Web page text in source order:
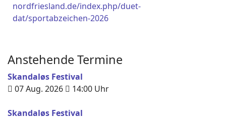
nordfriesland.de/index.php/duet-
dat/sportabzeichen-2026
Anstehende Termine
Skandaløs Festival
07 Aug. 2026
14:00 Uhr
Skandaløs Festival